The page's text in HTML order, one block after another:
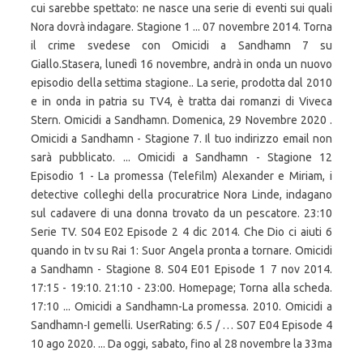
cui sarebbe spettato: ne nasce una serie di eventi sui quali
Nora dovrà indagare. Stagione 1 ... 07 novembre 2014. Torna
il crime svedese con Omicidi a Sandhamn 7 su
Giallo.Stasera, lunedì 16 novembre, andrà in onda un nuovo
episodio della settima stagione.. La serie, prodotta dal 2010
e in onda in patria su TV4, è tratta dai romanzi di Viveca
Stern. Omicidi a Sandhamn. Domenica, 29 Novembre 2020 .
Omicidi a Sandhamn - Stagione 7. Il tuo indirizzo email non
sarà pubblicato. ... Omicidi a Sandhamn - Stagione 12
Episodio 1 - La promessa (Telefilm) Alexander e Miriam, i
detective colleghi della procuratrice Nora Linde, indagano
sul cadavere di una donna trovato da un pescatore. 23:10
Serie TV. S04 E02 Episode 2 4 dic 2014. Che Dio ci aiuti 6
quando in tv su Rai 1: Suor Angela pronta a tornare. Omicidi
a Sandhamn - Stagione 8. S04 E01 Episode 1 7 nov 2014.
17:15 - 19:10. 21:10 - 23:00. Homepage; Torna alla scheda.
17:10 ... Omicidi a Sandhamn-La promessa. 2010. Omicidi a
Sandhamn-I gemelli. UserRating: 6.5 / … S07 E04 Episode 4
10 ago 2020. ... Da oggi, sabato, fino al 28 novembre la 33ma